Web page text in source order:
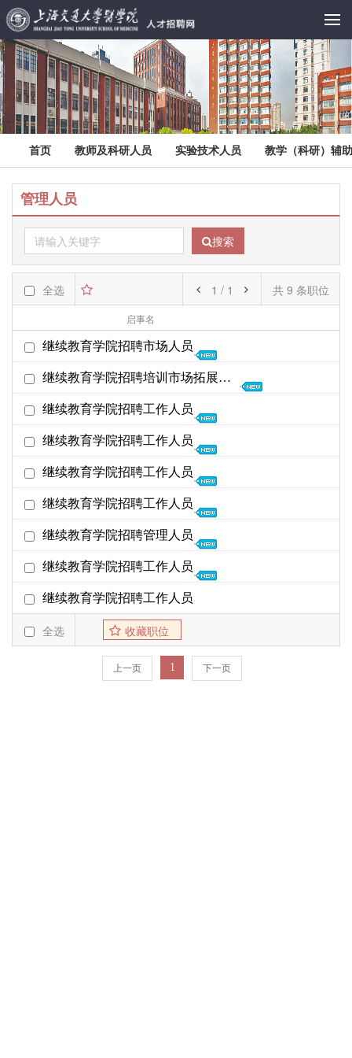
首页 教师及科研人员 实验技术人员 教学（科研）辅
管理人员
搜索
全选 共 9 条职位
1 / 1
启事名
部门名
截至日期
发布时间
继续教育学院招聘市场人员
继续教育学院 26年06月08日
26年12月31日 12-10
继续教育学院招聘培训市场拓展人员
继续教育学院
25年06月30日 01-17
继续教育学院招聘工作人员
继续教育学院
24年12月31日 03-20
继续教育学院招聘工作人员
继续教育学院
21年05月30日 03-23
继续教育学院招聘工作人员
继续教育学院
21年05月30日 03-23
继续教育学院招聘工作人员
继续教育学院
19年05月08日 04-09
继续教育学院招聘管理人员
继续教育学院
18年09月06日 07-27
继续教育学院招聘工作人员
继续教育学院
17年04月20日 04-11
继续教育学院招聘工作人员
继续教育学院
17年02月28日 12-15
全选 收藏职位
上一页 1 下一页